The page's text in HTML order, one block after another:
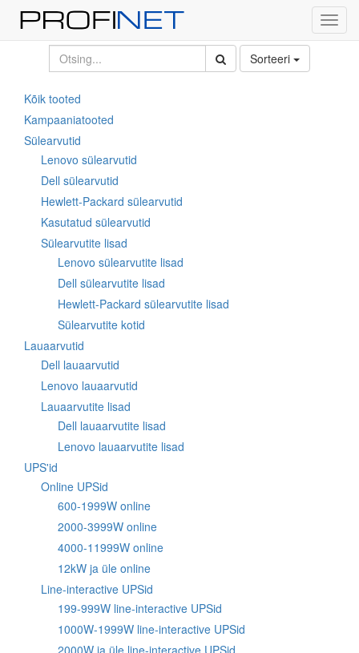
Sorteeri
Kõik tooted
Kampaaniatooted
Sülearvutid
Lenovo sülearvutid
Dell sülearvutid
Hewlett-Packard sülearvutid
Kasutatud sülearvutid
Sülearvutite lisad
Lenovo sülearvutite lisad
Dell sülearvutite lisad
Hewlett-Packard sülearvutite lisad
Sülearvutite kotid
Lauaarvutid
Dell lauaarvutid
Lenovo lauaarvutid
Lauaarvutite lisad
Dell lauaarvutite lisad
Lenovo lauaarvutite lisad
UPS'id
Online UPSid
600-1999W online
2000-3999W online
4000-11999W online
12kW ja üle online
Line-interactive UPSid
199-999W line-interactive UPSid
1000W-1999W line-interactive UPSid
2000W ja üle line-interactive UPSid